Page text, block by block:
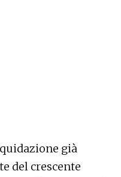
già
del crescente